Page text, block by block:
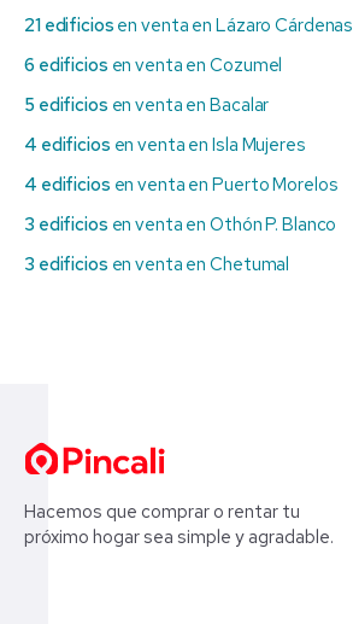
21 edificios en venta en Lázaro Cárdenas
6 edificios en venta en Cozumel
5 edificios en venta en Bacalar
4 edificios en venta en Isla Mujeres
4 edificios en venta en Puerto Morelos
3 edificios en venta en Othón P. Blanco
3 edificios en venta en Chetumal
Hacemos que comprar o rentar tu
próximo hogar sea simple y agradable.